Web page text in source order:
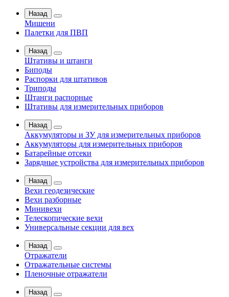
Назад
Мишени
Палетки для ПВП
Назад
Штативы и штанги
Биподы
Распорки для штативов
Триподы
Штанги распорные
Штативы для измерительных приборов
Назад
Аккумуляторы и ЗУ для измерительных приборов
Аккумуляторы для измерительных приборов
Батарейные отсеки
Зарядные устройства для измерительных приборов
Назад
Вехи геодезические
Вехи разборные
Минивехи
Телескопические вехи
Универсальные секции для вех
Назад
Отражатели
Отражательные системы
Пленочные отражатели
Назад